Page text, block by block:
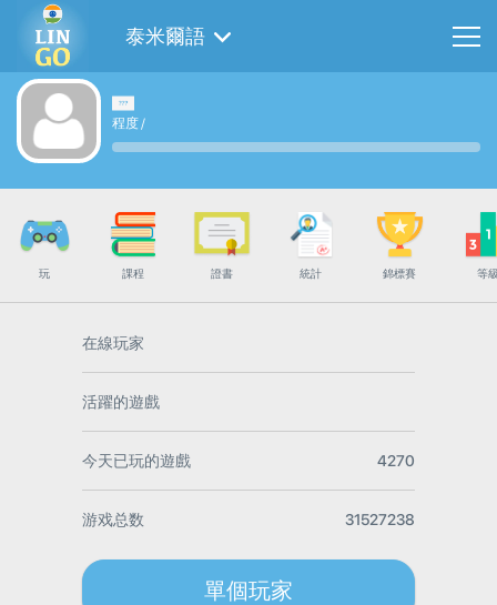
泰米爾語
程度/
玩 課程 證書 統計 錦標賽 等
在線玩家
活躍的遊戲
今天已玩的遊戲 4270
游戏总数 31527238
單個玩家